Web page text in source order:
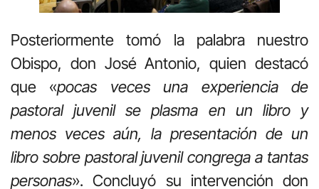
Posteriormente tomó la palabra nuestro
Obispo, don José Antonio, quien destacó
que «pocas veces una experiencia de
pastoral juvenil se plasma en un libro y
menos veces aún, la presentación de un
libro sobre pastoral juvenil congrega a tantas
personas». Concluyó su intervención don